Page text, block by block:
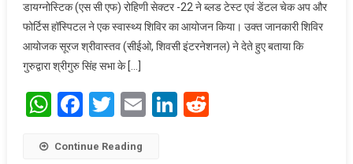
डायग्नोस्टिक (एस सी एफ) रोहिणी सेक्टर -22 ने ब्लड टेस्ट एवं डेंटल चेक अप और
फोर्टिस हॉस्पिटल ने एक स्वास्थ्य शिविर का आयोजन किया। उक्त जानकारी शिविर
आयोजक सूरज श्रीवास्तव (सीईओ, शिवसी इंटरनेशनल) ने देते हुए बताया कि
गुरुद्वारा श्रीगुरु सिंह सभा के […]
WhatsApp
Facebook
Twitter
EmailLinkedIn
Reddit
Continue Reading